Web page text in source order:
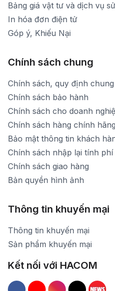
Bảng giá vật tư và dịch vụ
In hóa đơn điện tử
Góp ý, Khiếu Nại
Chính sách chung
Chính sách, quy định chung
Chính sách bảo hành
Chính sách cho doanh
Chính sách hàng chính hãng
Bảo mật thông tin khách
Chính sách nhập lại tính phí
Chính sách giao hàng
Bản quyền hình ảnh
Thông tin khuyến mại
Thông tin khuyến mại
Sản phẩm khuyến mại
Kết nối với HACOM